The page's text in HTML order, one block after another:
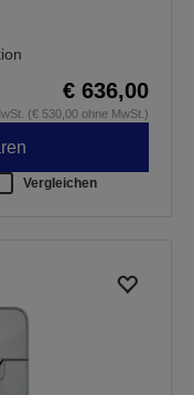
€ 636,00
(€ 530,00 ohne MwSt.)
Vergleichen